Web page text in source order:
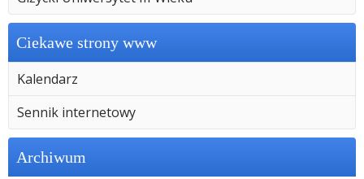
Ciekawe strony www
Kalendarz
Sennik internetowy
Archiwum